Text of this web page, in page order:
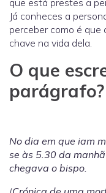
que está prestes a
Já conheces a
perceber como é
chave na vida dela.
O que
parágrafo?
No dia em que iam
se às 5.30 da
chegava o bispo.